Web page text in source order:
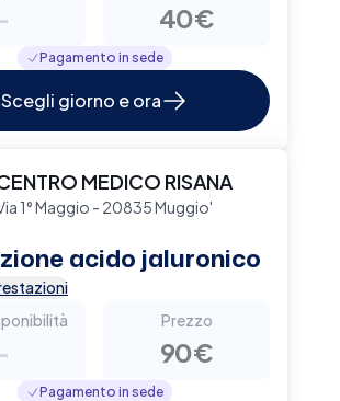
40€
Pagamento in sede
Scegli giorno e ora
MEDICO RISANA
1° Maggio - 20835 Muggio'
acido jaluronico
Prezzo
90€
Pagamento in sede